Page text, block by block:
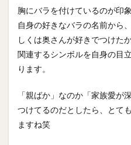
胸にバラを付けているのが印象
自身の好きなバラの名前から
しくは奥さんが好きでつけた
関連するシンボルを自身の目
ります。
「親ばか」なのか「家族愛が
つけてるのだとしたら、とて
ますね笑